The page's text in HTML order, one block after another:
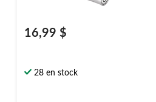
16,99 $
28 en stock